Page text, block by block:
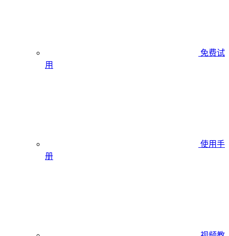
免费试
用
使用手
册